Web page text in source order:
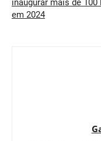
inaugurar mais de 100
em 2024